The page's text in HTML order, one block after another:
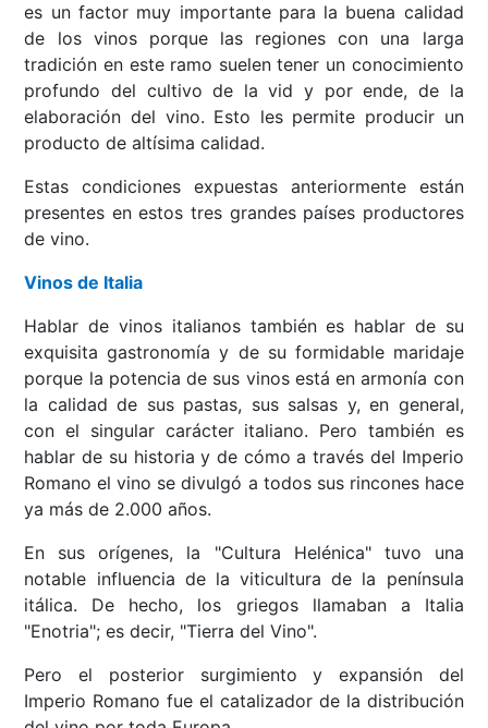
es un factor muy importante para la buena calidad
de los vinos porque las regiones con una larga
tradición en este ramo suelen tener un conocimiento
profundo del cultivo de la vid y por ende, de la
elaboración del vino. Esto les permite producir un
producto de altísima calidad.
Estas condiciones expuestas anteriormente están
presentes en estos tres grandes países productores
de vino.
Vinos de Italia
Hablar de vinos italianos también es hablar de su
exquisita gastronomía y de su formidable maridaje
porque la potencia de sus vinos está en armonía con
la calidad de sus pastas, sus salsas y, en general,
con el singular carácter italiano. Pero también es
hablar de su historia y de cómo a través del Imperio
Romano el vino se divulgó a todos sus rincones hace
ya más de 2.000 años.
En sus orígenes, la "Cultura Helénica" tuvo una
notable influencia de la viticultura de la península
itálica. De hecho, los griegos llamaban a Italia
"Enotria"; es decir, "Tierra del Vino".
Pero el posterior surgimiento y expansión del
Imperio Romano fue el catalizador de la distribución